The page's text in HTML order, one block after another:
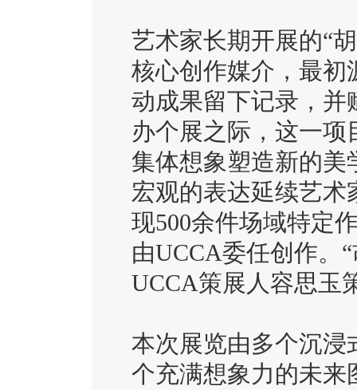
艺术家长期开展的“
核心创作媒介，最初
动成果留下记录，并
办个展之际，这一
集体想象塑造新的美
宏观的表达延续艺
现500余件场域特定
由UCCA委任创作。
UCCA策展人容思玉
本次展览由多个沉浸
个充满想象力的未来